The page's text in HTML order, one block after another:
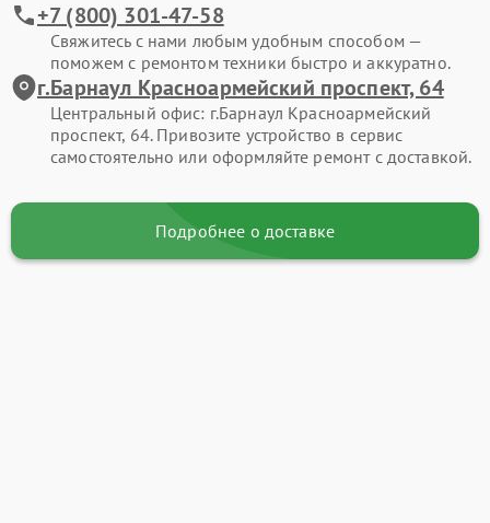
+7 (800) 301-47-58
Свяжитесь с нами любым удобным способом —
поможем с ремонтом техники быстро и аккуратно.
г.Барнаул Красноармейский проспект, 64
Центральный офис: г.Барнаул Красноармейский
проспект, 64. Привозите устройство в сервис
самостоятельно или оформляйте ремонт с доставкой.
Подробнее о доставке